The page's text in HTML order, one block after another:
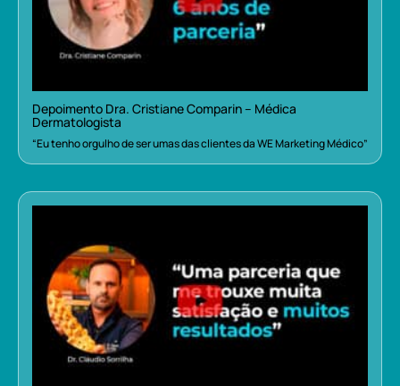
Depoimento Dra. Cristiane Comparin – Médica
Dermatologista
“Eu tenho orgulho de ser umas das clientes da WE Marketing Médico”